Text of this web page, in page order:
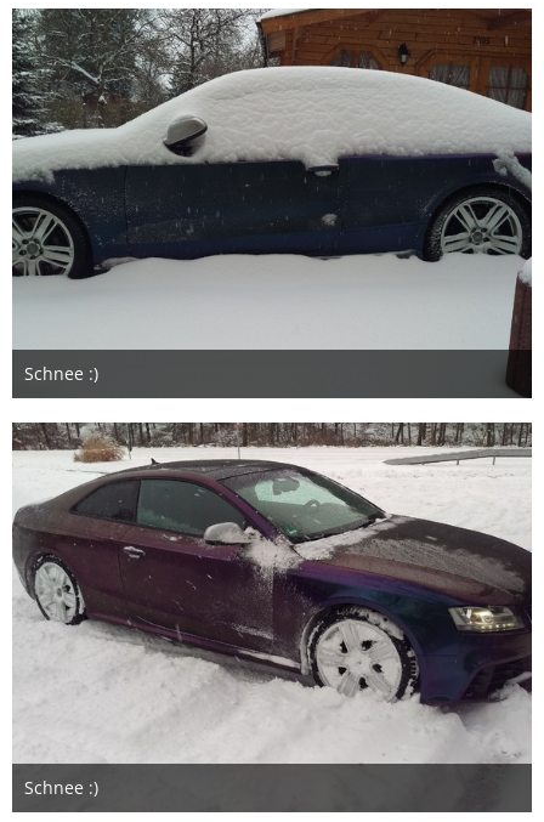
Schnee :)
31. Dezember 2017
1
Schnee :)
31. Dezember 2017